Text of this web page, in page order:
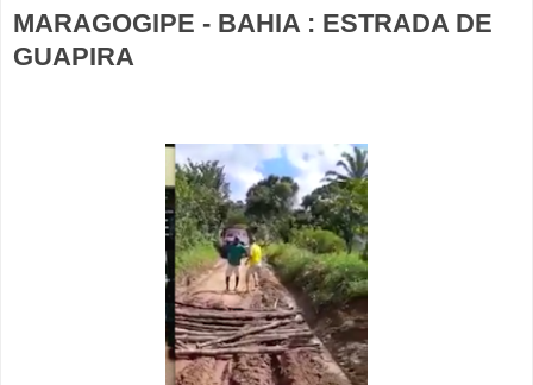
MARAGOGIPE - BAHIA : ESTRADA DE
GUAPIRA